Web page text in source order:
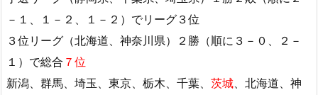
－１、１－２、１－２）でリーグ３位
３位リーグ（北海道、神奈川県）２勝（順に３－０、２－
１）で総合 ７位
新潟、群馬、埼玉、東京、栃木、千葉、 茨城 、北海道、神